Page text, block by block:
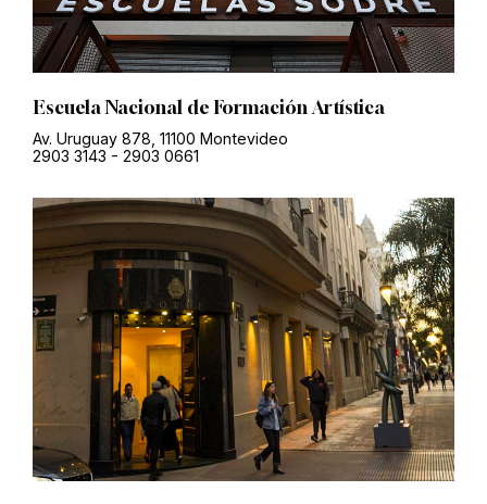
Escuela Nacional de Formación Artística
Av. Uruguay 878, 11100 Montevideo
2903 3143 - 2903 0661